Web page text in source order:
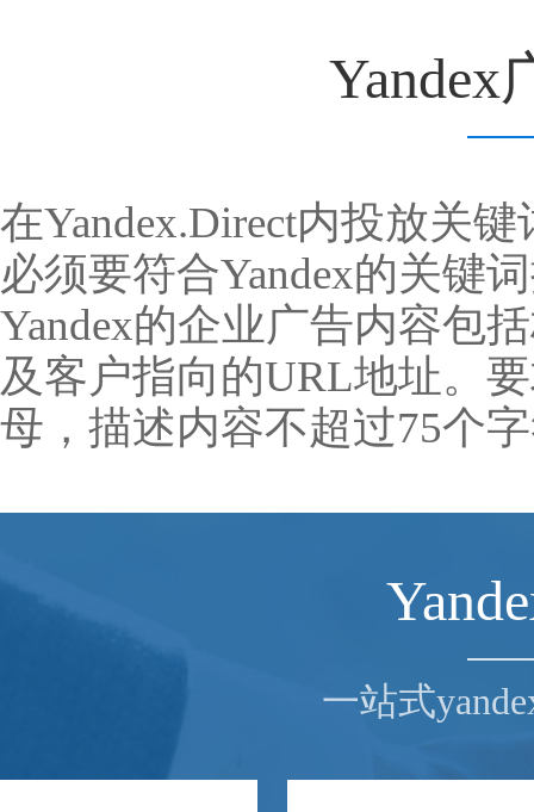
Yandex
在Yandex.Direct内投放关
必须要符合Yandex的关键
Yandex的企业广告内容包
及客户指向的URL地址。
母，描述内容不超过75个
一站式